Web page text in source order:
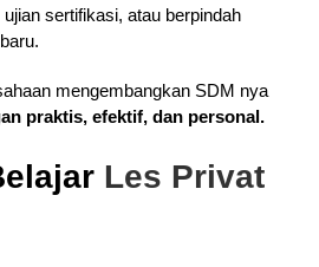
sertifikasi, atau berpindah
mengembangkan SDM nya
praktis, efektif, dan personal.
Les Privat